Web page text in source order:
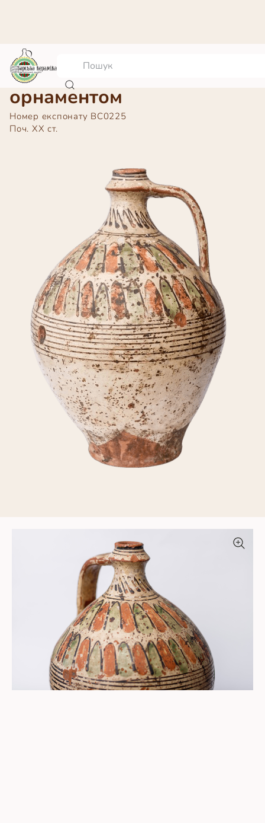
Банька з рослинним
орнаментом
Номер експонату ВС0225
Поч. ХХ ст.